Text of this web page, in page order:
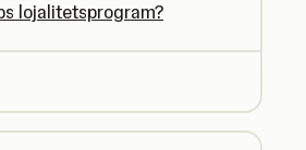
lojalitetsprogram?